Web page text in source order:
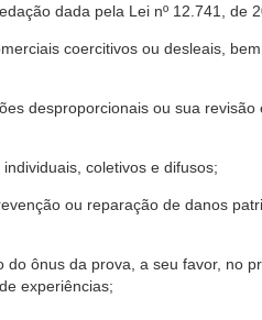
dada pela Lei nº 12.741, de
coercitivos ou desleais,
desproporcionais ou sua
coletivos e difusos;
ou reparação de danos
ônus da prova, a seu favor, no
experiências;